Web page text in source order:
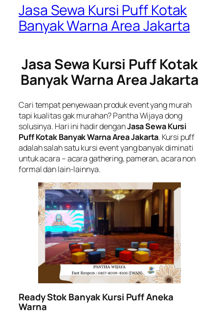
Jasa Sewa Kursi Puff Kotak
Banyak Warna Area Jakarta
Jasa Sewa Kursi Puff Kotak
Banyak Warna Area Jakarta
Cari tempat penyewaan produk event yang murah
tapi kualitas gak murahan? Pantha Wijaya dong
solusinya. Hari ini hadir denganJasa Sewa Kursi
Puff Kotak Banyak Warna Area Jakarta. Kursi puff
adalah salah satu kursi event yang banyak diminati
untuk acara – acara gathering, pameran, acara non
formal dan lain-lainnya.
Ready Stok Banyak Kursi Puff Aneka
Warna